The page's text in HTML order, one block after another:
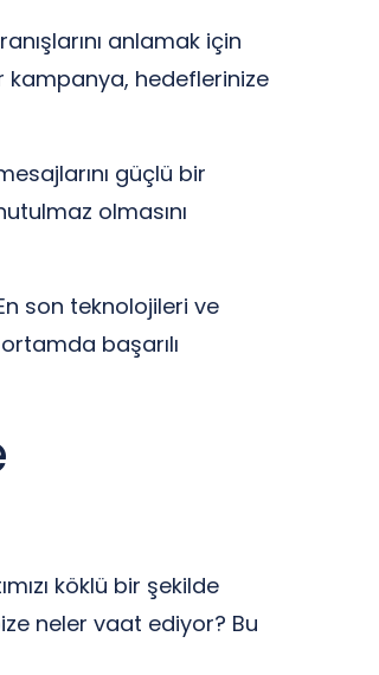
anlamak için
kampanya, hedeflerinize
güçlü bir
olmasını
son teknolojileri ve
başarılı
köklü bir şekilde
neler vaat ediyor? Bu